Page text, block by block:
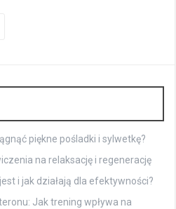
piękne pośladki i sylwetkę?
na relaksację i regenerację